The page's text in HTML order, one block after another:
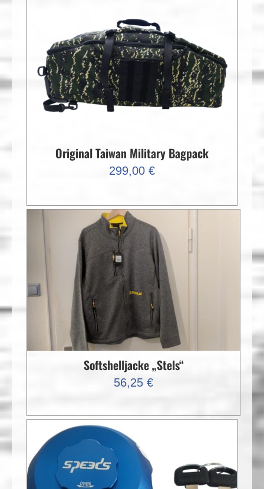
Original Taiwan Military Bagpack
299,00 €
Softshelljacke „Stels“
56,25 €